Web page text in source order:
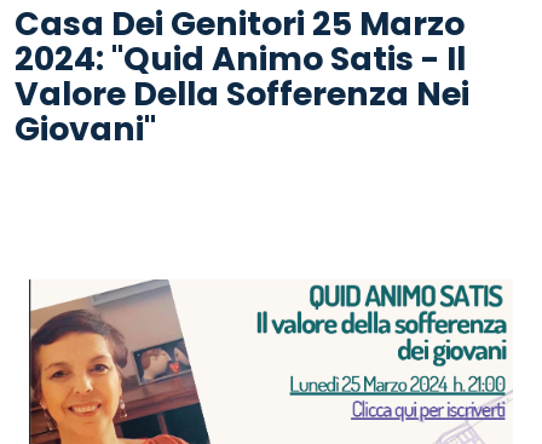
Casa Dei Genitori 25 Marzo
2024: "Quid Animo Satis - Il
Valore Della Sofferenza Nei
Giovani"